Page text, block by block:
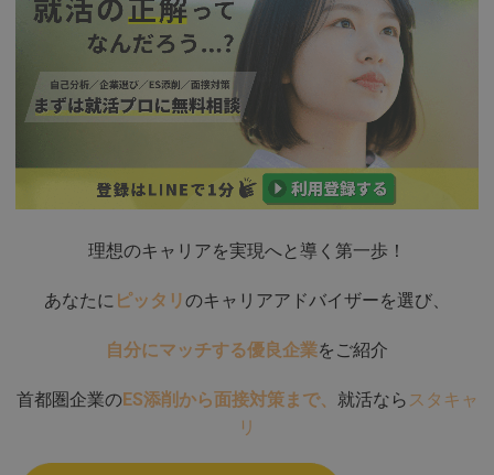
理想のキャリアを実現へと導く第一歩！
あなたに ピッタリのキャリアアドバイザーを選び、
自分にマッチする優良企業をご紹介
首都圏企業のES添削から面接対策まで、 就活なら スタキャ
リ